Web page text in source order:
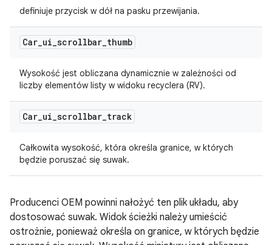
definiuje przycisk w dół na pasku przewijania.
Car_ui_scrollbar_thumb
Wysokość jest obliczana dynamicznie w zależności od
liczby elementów listy w widoku recyclera (RV).
Car_ui_scrollbar_track
Całkowita wysokość, która określa granice, w których
będzie poruszać się suwak.
Producenci OEM powinni nałożyć ten plik układu, aby
dostosować suwak. Widok ścieżki należy umieścić
ostrożnie, ponieważ określa on granice, w których będzie